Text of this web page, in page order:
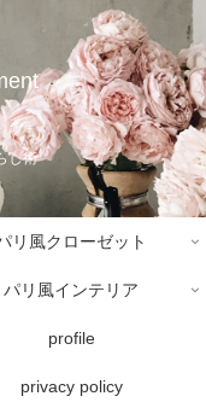
し術
リ風クローゼット
パリ風インテリア
profile
privacy policy